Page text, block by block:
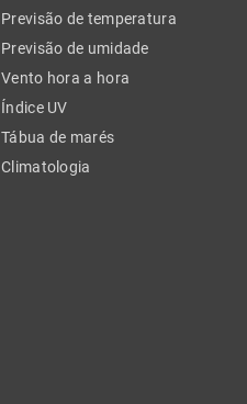
Previsão de temperatura
Previsão de umidade
Vento hora a hora
Índice UV
Tábua de marés
Climatologia